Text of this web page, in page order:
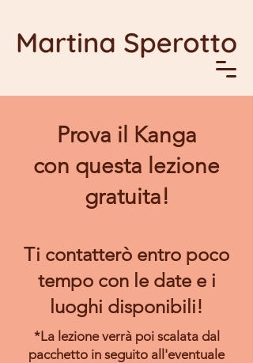
Prova il Kanga
con questa lezione
gratuita!
Ti contatterò entro poco
tempo con le date e i
luoghi disponibili!
*La lezione verrà poi scalata dal
pacchetto in seguito all'eventuale